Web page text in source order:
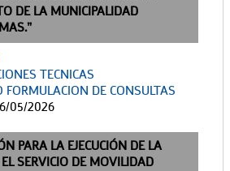
DE LA MUNICIPALIDAD
TECNICAS
FORMULACION DE CONSULTAS
05/2026
PARA LA EJECUCIÓN DE LA
SERVICIO DE MOVILIDAD